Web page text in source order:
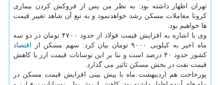
تهران اظهار داشته بود: به نظر من پس از فروکش کردن بیماری
کرونا معاملات مسکن رشد خواهدنمود و به تبع آن شاهد تغییر قیمت
ها خواهیم بود.
وی با اشاره به افزایش قیمت فولاد از حدود ۴۷۰۰ تومان در دو سه
ماه اخیر به کیلویی ۹۰۰۰ تومان بیان کرد: سهم مسکن از
اقتصاد
کشور حدود ۴۰ درصد است و بنا بر این نوسانات قیمت ارز یا کاهش
قیمت نفت در بخش مسکن تاثیر می گذارد.
پورحاجت هم اردیبهشت ماه با پیش بینی افزایش قیمت مسکن در